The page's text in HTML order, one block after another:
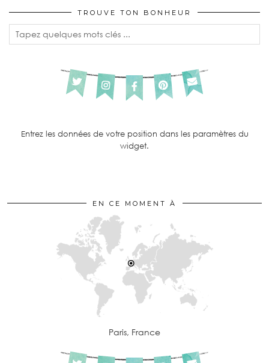
TROUVE TON BONHEUR
Entrez les données de votre position dans les paramètres du
widget.
EN CE MOMENT À
Paris, France